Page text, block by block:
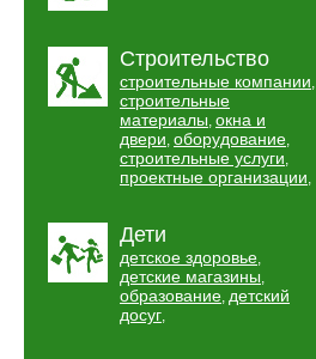
Строительство
строительные компании,
строительные
материалы, окна и
двери, оборудование,
строительные услуги,
проектные организации,
Дети
детское здоровье,
детские магазины,
образование, детский
досуг,